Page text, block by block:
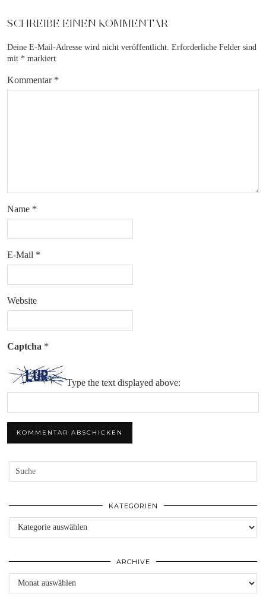
SCHREIBE EINEN KOMMENTAR
Deine E-Mail-Adresse wird nicht veröffentlicht. Erforderliche Felder sind
mit * markiert
Kommentar *
Name *
E-Mail *
Website
Captcha *
Type the text displayed above:
KATEGORIEN
Kategorien
ARCHIVE
Archive